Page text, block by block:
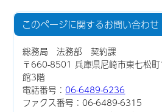
このページに関するお問い合わせ
総務局 法務部 契約課
〒660-8501 兵庫県尼崎市東七松
館3階
電話番号：06-6489-6236
ファクス番号：06-6489-6315